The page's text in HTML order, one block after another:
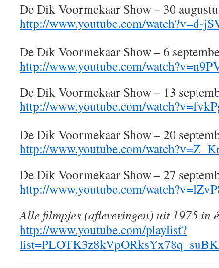
De Dik Voormekaar Show – 30
http://www.youtube.com/watch?v=d-
De Dik Voormekaar Show – 6
http://www.youtube.com/
De Dik Voormekaar Show – 13
http://www.youtube.com/
De Dik Voormekaar Show – 20
http://www.youtube.com/
De Dik Voormekaar Show – 27
http://www.youtube.com/
Alle filmpjes (afleveringen) uit 1975 in
http://www.youtube.com/playlist?